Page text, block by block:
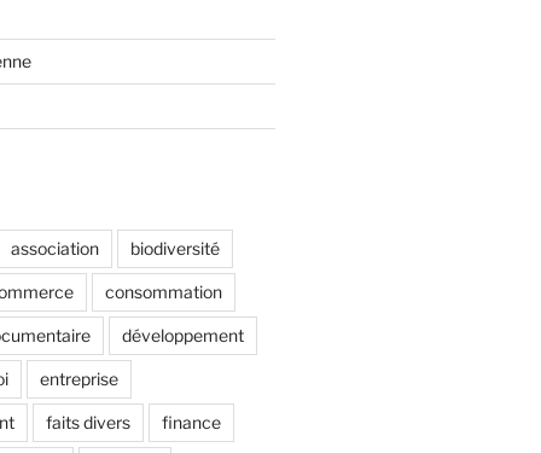
association biodiversité
consommation
développement
entreprise
faits divers finance